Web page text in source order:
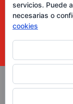
Más
Política de
Copyright
servicios. Puede
necesarias o
cookies